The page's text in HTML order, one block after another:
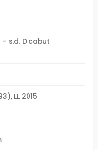
- s.d. Dicabut
LL 2015